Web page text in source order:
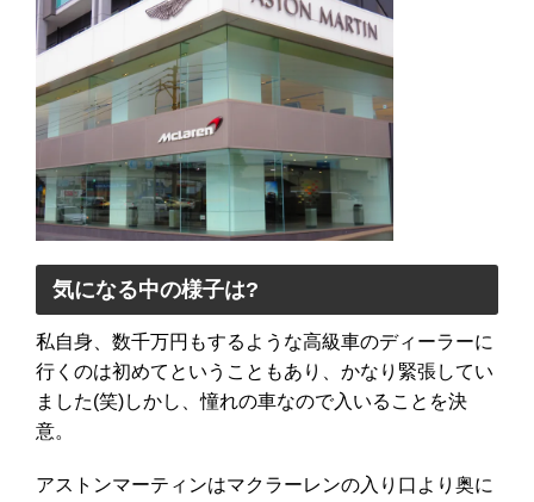
気になる中の様子は?
私自身、数千万円もするような高級車のディーラーに
行くのは初めてということもあり、かなり緊張してい
ました(笑)しかし、憧れの車なので入いることを決
意。
アストンマーティンはマクラーレンの入り口より奥に